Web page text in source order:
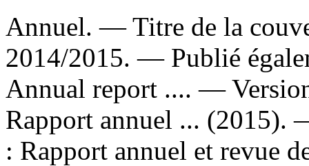
Annuel. — Titre de la
2014/2015. — Publié
Annual report .... —
Rapport annuel ...
: Rapport annuel et revue